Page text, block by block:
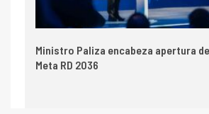
Ministro Paliza encabeza apertura
Meta RD 2036